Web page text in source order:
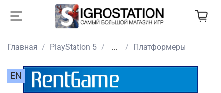
Главная PlayStation 5 ... Платформеры
EN